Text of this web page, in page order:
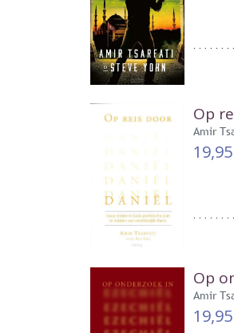
Op
Amir
19,95
Op
Amir
19,95